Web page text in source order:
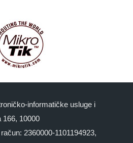
informatičke usluge i
166, 10000
2360000-1101194923,